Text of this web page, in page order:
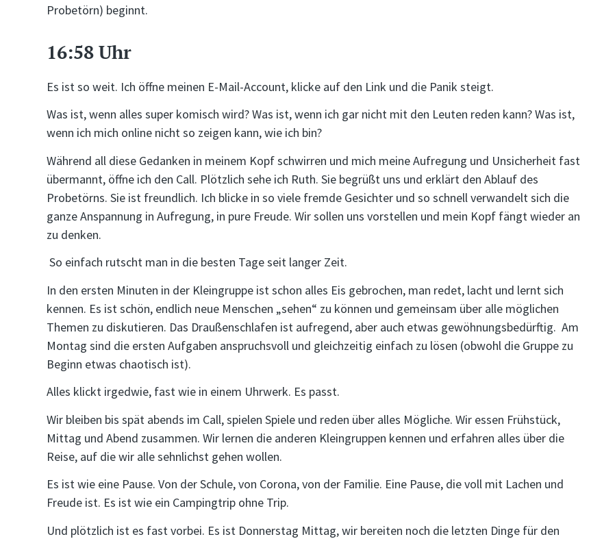
Probetörn) beginnt.
16:58 Uhr
Es ist so weit. Ich öffne meinen E-Mail-Account, klicke auf den Link und die Panik steigt.
Was ist, wenn alles super komisch wird? Was ist, wenn ich gar nicht mit den Leuten reden kann? Was ist,
wenn ich mich online nicht so zeigen kann, wie ich bin?
Während all diese Gedanken in meinem Kopf schwirren und mich meine Aufregung und Unsicherheit fast
übermannt, öffne ich den Call. Plötzlich sehe ich Ruth. Sie begrüßt uns und erklärt den Ablauf des
Probetörns. Sie ist freundlich. Ich blicke in so viele fremde Gesichter und so schnell verwandelt sich die
ganze Anspannung in Aufregung, in pure Freude. Wir sollen uns vorstellen und mein Kopf fängt wieder an
zu denken.
So einfach rutscht man in die besten Tage seit langer Zeit.
In den ersten Minuten in der Kleingruppe ist schon alles Eis gebrochen, man redet, lacht und lernt sich
kennen. Es ist schön, endlich neue Menschen „sehen“ zu können und gemeinsam über alle möglichen
Themen zu diskutieren. Das Draußenschlafen ist aufregend, aber auch etwas gewöhnungsbedürftig. Am
Montag sind die ersten Aufgaben anspruchsvoll und gleichzeitig einfach zu lösen (obwohl die Gruppe zu
Beginn etwas chaotisch ist).
Alles klickt irgedwie, fast wie in einem Uhrwerk. Es passt.
Wir bleiben bis spät abends im Call, spielen Spiele und reden über alles Mögliche. Wir essen Frühstück,
Mittag und Abend zusammen. Wir lernen die anderen Kleingruppen kennen und erfahren alles über die
Reise, auf die wir alle sehnlichst gehen wollen.
Es ist wie eine Pause. Von der Schule, von Corona, von der Familie. Eine Pause, die voll mit Lachen und
Freude ist. Es ist wie ein Campingtrip ohne Trip.
Und plötzlich ist es fast vorbei. Es ist Donnerstag Mittag, wir bereiten noch die letzten Dinge für den